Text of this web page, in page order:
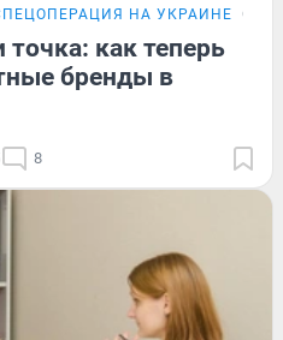
НА УКРАИНЕ
как теперь
бренды в
8